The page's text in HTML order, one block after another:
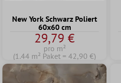
New York Schwarz Poliert
60x60 cm
29,79 €
pro m²
(1.44 m² Paket = 42,90 €)